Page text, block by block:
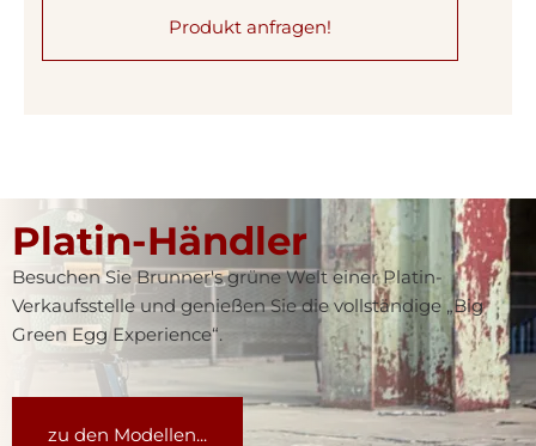
Produkt anfragen!
Platin-Händler
Besuchen Sie Brunner's grüne Welt einer Platin-
Verkaufsstelle und genießen Sie die vollständige „Big
Green Egg Experience“.
zu den Modellen...